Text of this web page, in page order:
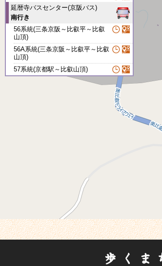
延暦寺バスセンター(京阪バス)
南行き
56系統(三条京阪～比叡平～比叡
山頂)
56A系統(三条京阪～比叡平～比叡
山頂)
57系統(京都駅～比叡山頂)